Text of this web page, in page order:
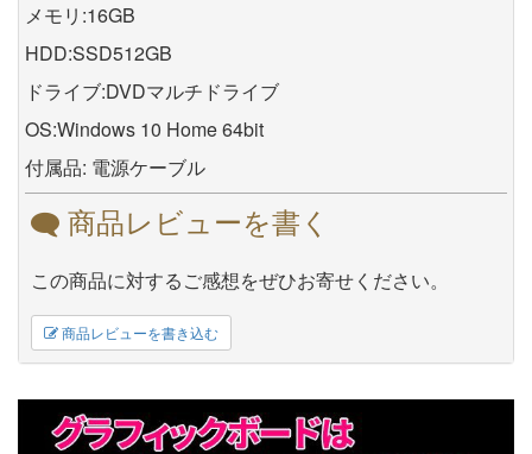
メモリ:16GB
HDD:SSD512GB
ドライブ:DVDマルチドライブ
OS:Windows 10 Home 64bit
付属品: 電源ケーブル
商品レビューを書く
この商品に対するご感想をぜひお寄せください。
商品レビューを書き込む